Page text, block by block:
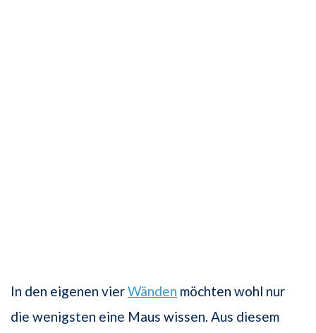
In den eigenen vierWänden möchten wohl nur
die wenigsten eine Maus wissen. Aus diesem